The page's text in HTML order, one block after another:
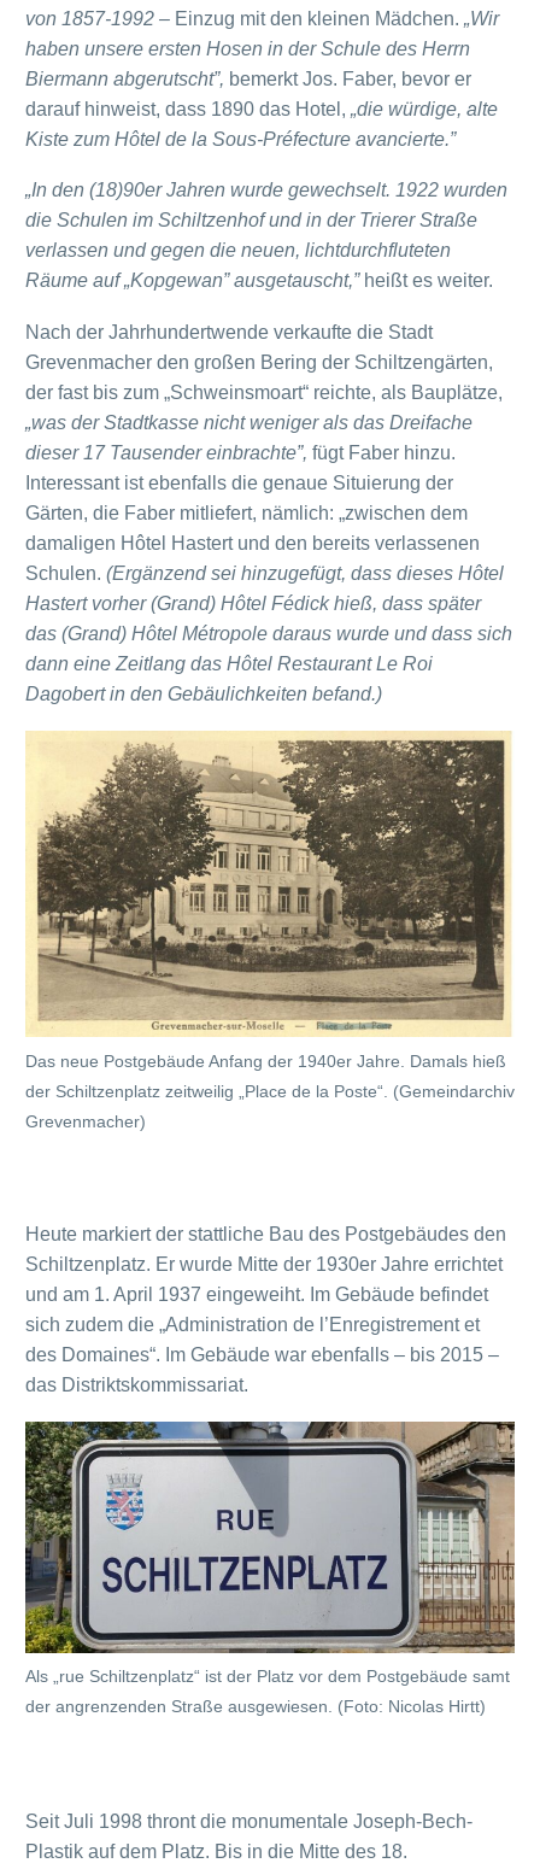
von 1857-1992 – Einzug mit den kleinen Mädchen. „Wir
haben unsere ersten Hosen in der Schule des Herrn
Biermann abgerutscht”, bemerkt Jos. Faber, bevor er
darauf hinweist, dass 1890 das Hotel, „die würdige, alte
Kiste zum Hôtel de la Sous-Préfecture avancierte.”
„In den (18)90er Jahren wurde gewechselt. 1922 wurden
die Schulen im Schiltzenhof und in der Trierer Straße
verlassen und gegen die neuen, lichtdurchfluteten
Räume auf „Kopgewan” ausgetauscht,” heißt es weiter.
Nach der Jahrhundertwende verkaufte die Stadt
Grevenmacher den großen Bering der Schiltzengärten,
der fast bis zum „Schweinsmoart“ reichte, als Bauplätze,
„was der Stadtkasse nicht weniger als das Dreifache
dieser 17 Tausender einbrachte”, fügt Faber hinzu.
Interessant ist ebenfalls die genaue Situierung der
Gärten, die Faber mitliefert, nämlich: „zwischen dem
damaligen Hôtel Hastert und den bereits verlassenen
Schulen. (Ergänzend sei hinzugefügt, dass dieses Hôtel
Hastert vorher (Grand) Hôtel Fédick hieß, dass später
das (Grand) Hôtel Métropole daraus wurde und dass sich
dann eine Zeitlang das Hôtel Restaurant Le Roi
Dagobert in den Gebäulichkeiten befand.)
Das neue Postgebäude Anfang der 1940er Jahre. Damals hieß
der Schiltzenplatz zeitweilig „Place de la Poste“. (Gemeindarchiv
Grevenmacher)
Heute markiert der stattliche Bau des Postgebäudes den
Schiltzenplatz. Er wurde Mitte der 1930er Jahre errichtet
und am 1. April 1937 eingeweiht. Im Gebäude befindet
sich zudem die „Administration de l’Enregistrement et
des Domaines“. Im Gebäude war ebenfalls – bis 2015 –
das Distriktskommissariat.
Als „rue Schiltzenplatz“ ist der Platz vor dem Postgebäude samt
der angrenzenden Straße ausgewiesen. (Foto: Nicolas Hirtt)
Seit Juli 1998 thront die monumentale Joseph-Bech-
Plastik auf dem Platz. Bis in die Mitte des 18.